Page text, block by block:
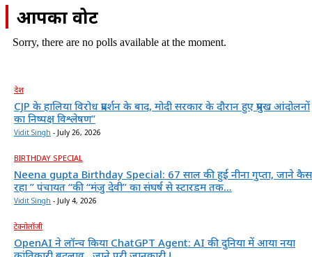
आपका वोट
Sorry, there are no polls available at the moment.
देश
CJP के हालिया विरोध प्रदर्शन के बाद, मोदी सरकार के दौरान हुए प्रमुख आंदोलनों
का निष्पक्ष विश्लेषण”
Vidit Singh - July 26, 2026
BIRTHDAY SPECIAL
Neena gupta Birthday Special: 67 साल की हुईं नीना गुप्ता, जाने
रहा ” पंचायत “की “मंजु देवी” का संघर्ष से स्टारडम तक...
Vidit Singh - July 4, 2026
टेक्नोलॉजी
OpenAI ने लॉन्च किया ChatGPT Agent: AI की दुनिया में आया नया